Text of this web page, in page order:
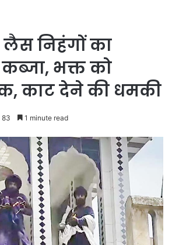
लैस निहंगों का
कब्जा, भक्त को
काट देने की धमकी
83 1 minute read